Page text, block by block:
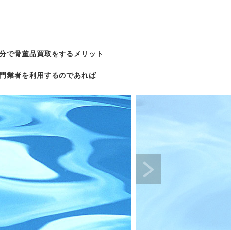
で骨董品買取をするメリット
業者を利用するのであれば